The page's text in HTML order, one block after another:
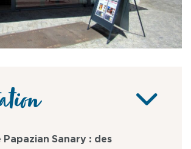
Papazian Sanary : des